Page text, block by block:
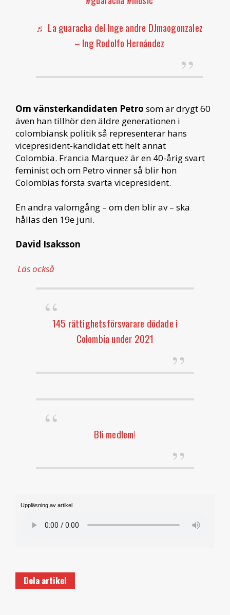
♬ La guaracha del Inge andre DJmaogonzalez
– Ing Rodolfo Hernández
Om vänsterkandidaten Petro som är drygt 60
även han tillhör den äldre generationen i
colombiansk politik så representerar hans
vicepresident-kandidat ett helt annat
Colombia. Francia Marquez är en 40-årig svart
feminist och om Petro vinner så blir hon
Colombias första svarta vicepresident.
En andra valomgång – om den blir av – ska
hållas den 19e juni.
David Isaksson
Läs också
145 rättighetsförsvarare dödade i
Colombia under 2021
Bli medlem!
Uppläsning av artikel
Dela artikel